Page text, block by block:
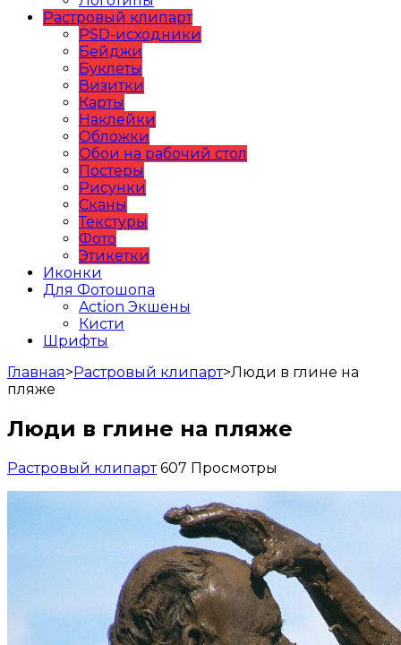
Растровый клипарт
PSD-исходники
Бейджи
Буклеты
Визитки
Карты
Наклейки
Обложки
Обои на рабочий стол
Постеры
Рисунки
Сканы
Текстуры
Фото
Этикетки
Иконки
Для Фотошопа
Action Экшены
Кисти
Шрифты
Главная>Растровый клипарт>Люди в глине на
пляже
Люди в глине на пляже
Растровый клипарт 607 Просмотры